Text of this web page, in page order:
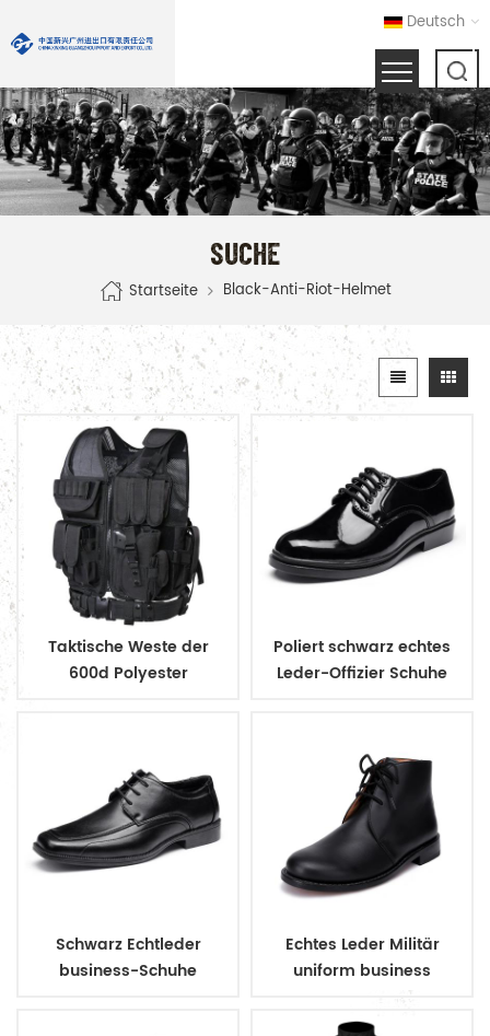
Deutsch
SUCHE
Startseite Black-Anti-Riot-Helmet
Taktische Weste der
600d Polyester
Poliert schwarz echtes
Leder-Offizier Schuhe
Schwarz Echtleder
business-Schuhe
Echtes Leder Militär
uniform business